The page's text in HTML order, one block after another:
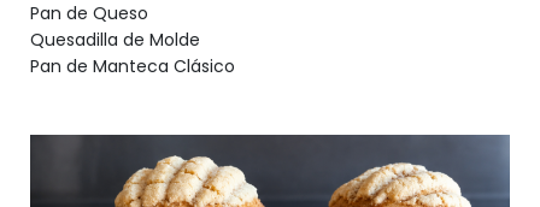
Pan de Queso
Quesadilla de Molde
Pan de Manteca Clásico